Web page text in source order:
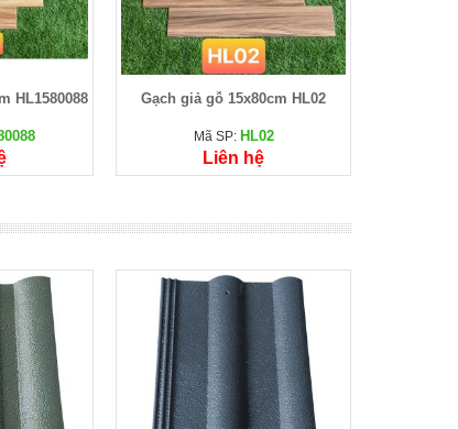
HL1580088 Gạch giả gỗ 15x80cm HL02
Mã SP: HL02
Liên hệ